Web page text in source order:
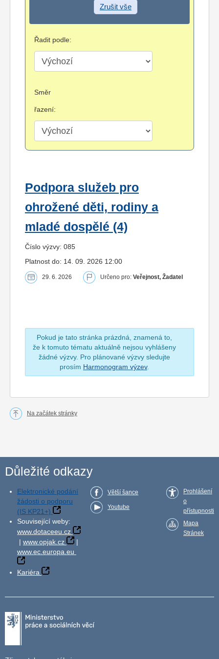
Zrušit vše
Řadit podle:
Směr
řazení:
Podpora služeb pro
ohrožené děti, rodiny a
mladé dospělé (4)
Číslo výzvy: 085
Platnost do: 14. 09. 2026 12:00
29. 6. 2026 Určeno pro: Veřejnost, Žadatel
Pokud je tato stránka prázdná, znamená to,
že k tomuto tématu aktuálně nejsou vyhlášeny
žádné výzvy. Pro plánované výzvy sledujte
prosím Harmonogram výzev.
Na začátek stránky
Důležité odkazy
Elektronické podání
žádosti o podporu
(IS KP21+)
Související weby:
www.dotaceeu.cz
| www.opjak.cz
|
www.ec.europa.eu
Kariéra
Větší šance
Youtube
Prohlášení
o
přístupnosti
Mapa
Stránek